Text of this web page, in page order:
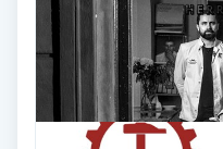
Terapi
Thaimassage